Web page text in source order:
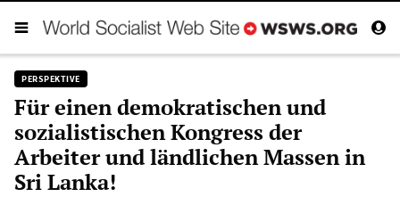
PERSPEKTIVE
Für einen demokratischen und
sozialistischen Kongress der
Arbeiter und ländlichen Massen in
Sri Lanka!